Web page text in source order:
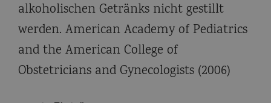
alkoholischen Getränks nicht gestillt
werden. American Academy of Pediatrics
and the American College of
Obstetricians and Gynecologists (2006)